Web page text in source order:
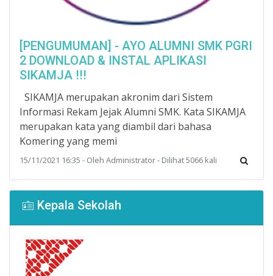
[PENGUMUMAN] - AYO ALUMNI SMK PGRI
2 DOWNLOAD & INSTAL APLIKASI
SIKAMJA !!!
SIKAMJA merupakan akronim dari Sistem
Informasi Rekam Jejak Alumni SMK. Kata SIKAMJA
merupakan kata yang diambil dari bahasa
Komering yang memi
15/11/2021 16:35 - Oleh Administrator - Dilihat 5066 kali
Kepala Sekolah